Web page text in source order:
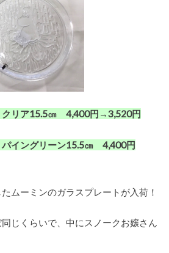
リア15.5㎝ 4,400円→3,520円
イングリーン15.5㎝ 4,400円
ムーミンのガラスプレートが入荷！
じくらいで、中にスノークお嬢さん